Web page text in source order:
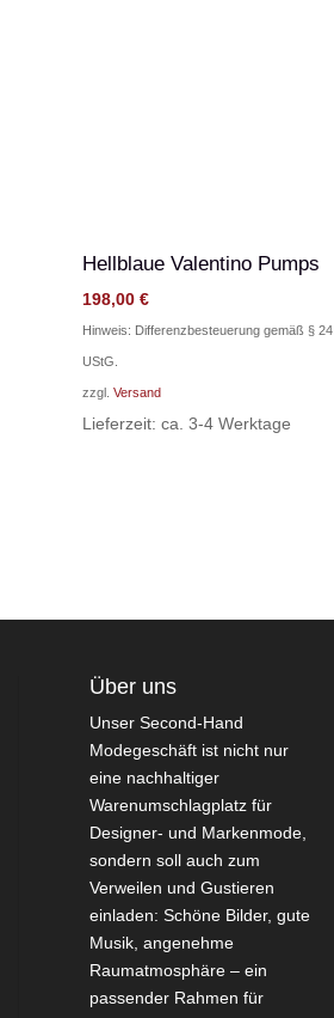
Hellblaue Valentino Pumps
198,00€
Hinweis: Differenzbesteuerung gemäß § 24
UStG.
zzgl.Versand
Lieferzeit: ca. 3-4 Werktage
Über uns
Unser Second-Hand
Modegeschäft ist nicht nur
eine nachhaltiger
Warenumschlagplatz für
Designer- und Markenmode,
sondern soll auch zum
Verweilen und Gustieren
einladen: Schöne Bilder, gute
Musik, angenehme
Raumatmosphäre – ein
passender Rahmen für